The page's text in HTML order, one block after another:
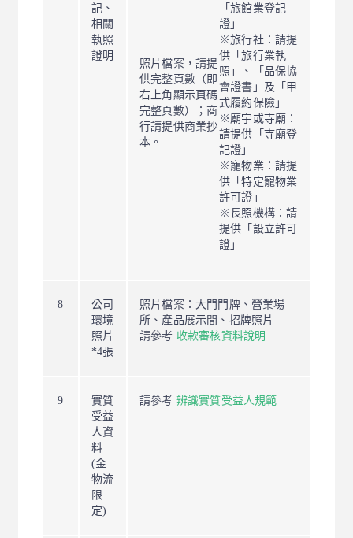
記、
相關
執照
證明
照片檔案，請提
供完整頁數（即
右上角顯示頁碼
完整頁數）；商
行請提供商業抄
本。
「旅館業登記
證」
※旅行社：請提
供「旅行業執
照」、「品保協
會證書」及「甲
式履約保險」
※廟宇或寺廟：
請提供「寺廟登
記證」
※寵物業：請提
供「特定寵物業
許可證」
※長照機構：請
提供「設立許可
證」
8
公司
環境
照片
*4張
照片檔案：大門門牌、營業場
所、產品展示間、招牌照片
請參考 收款審核資料說明
9
實質
受益
人資
料
(金
物流
限
定)
請參考 辨識實質受益人規範